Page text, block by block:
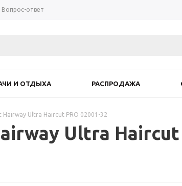
Вопрос-ответ
И ОТДЫХА РАСПРОДАЖА
Ultra Haircut PRO 02001-32
Ultra Haircut